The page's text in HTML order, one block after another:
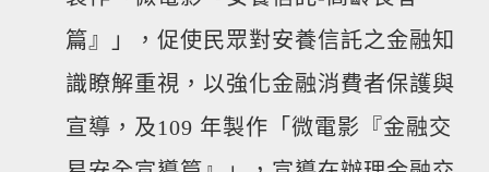
篇』」，促使民眾對安養信託之金融知
識瞭解重視，以強化金融消費者保護與
宣導，及109 年製作「微電影『金融交